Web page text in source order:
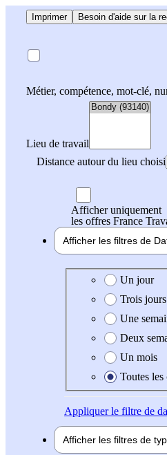
Imprimer Besoin d'aide sur la
Métier, compétence, mot-clé,
Lieu de travail
Distance autour du lieu choisi
Afficher uniquement
les offres France
Afficher les filtres de
Date de création de
Un jour
Trois jours
Une
Deux
Un mois
Toutes les
Appliquerle filtre de
Afficher les filtres de